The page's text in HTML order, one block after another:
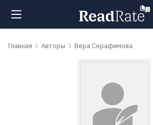
Поиск
Главная Авторы Вера Серафимова